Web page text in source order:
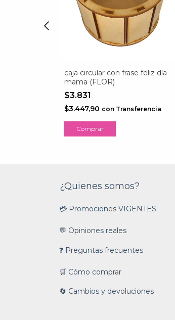
caja circular con frase feliz día
mama (FLOR)
$3.831
$3.447,90 con Transferencia
Comprar
¿Quienes somos?
💳 Promociones VIGENTES
💬 Opiniones reales
❓ Preguntas frecuentes
🛒 Cómo comprar
🔄 Cambios y devoluciones